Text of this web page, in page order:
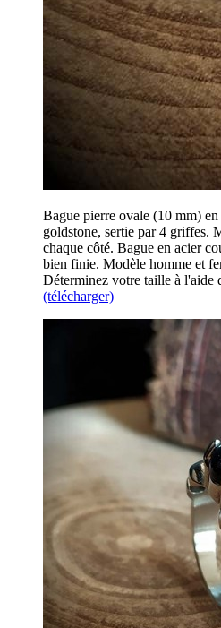
Bague pierre ovale (10 mm)
goldstone, sertie par 4 griffes.
chaque côté. Bague en acier
bien finie. Modèle homme et
Déterminez votre taille à l'aide
(télécharger)